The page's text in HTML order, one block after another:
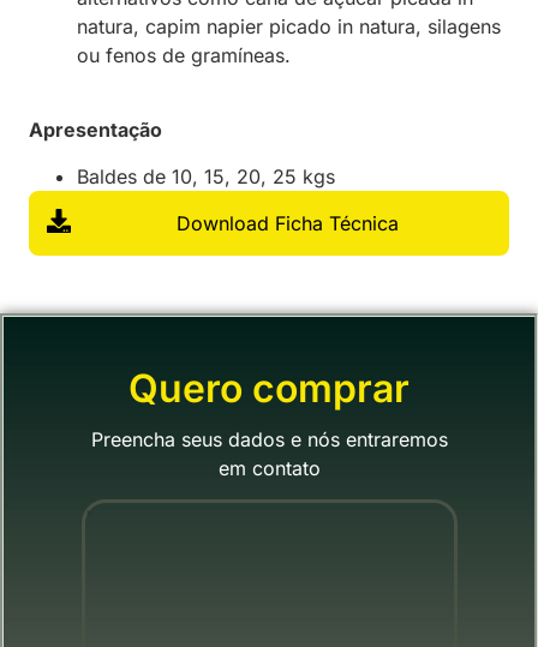
natura, capim napier picado in natura, silagens
ou fenos de gramíneas.
Apresentação
Baldes de 10, 15, 20, 25 kgs
Download Ficha Técnica
Quero comprar
Preencha seus dados e nós entraremos
em contato
"